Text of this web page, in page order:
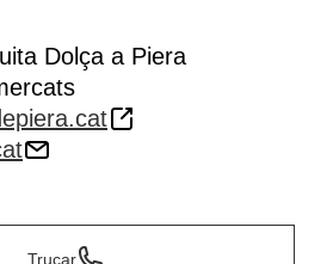
Dolça a Piera
Trucar